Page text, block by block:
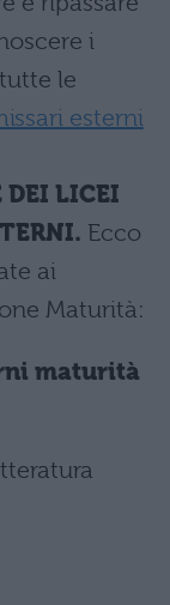
i
le
esterni
DEI LICEI
Ecco
ai
Maturità:
maturità